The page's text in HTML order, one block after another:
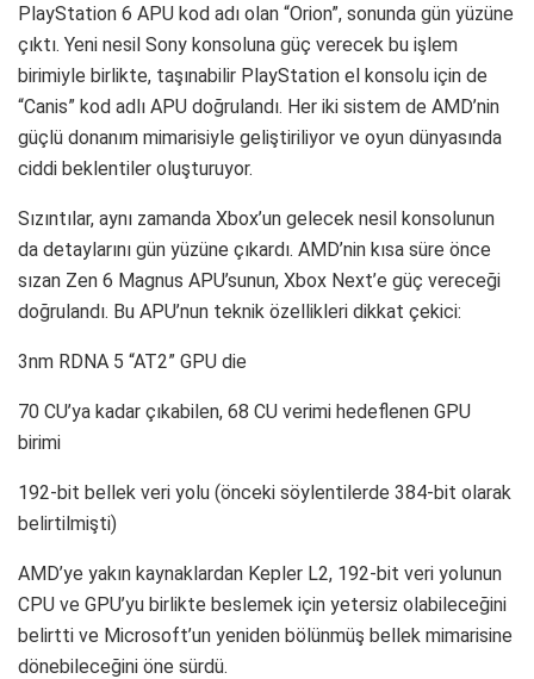
PlayStation 6 APU kod adı olan “Orion”, sonunda gün yüzüne
çıktı. Yeni nesil Sony konsoluna güç verecek bu işlem
birimiyle birlikte, taşınabilir PlayStation el konsolu için de
“Canis” kod adlı APU doğrulandı. Her iki sistem de AMD’nin
güçlü donanım mimarisiyle geliştiriliyor ve oyun dünyasında
ciddi beklentiler oluşturuyor.
Sızıntılar, aynı zamanda Xbox’un gelecek nesil konsolunun
da detaylarını gün yüzüne çıkardı. AMD’nin kısa süre önce
sızan Zen 6 Magnus APU’sunun, Xbox Next’e güç vereceği
doğrulandı. Bu APU’nun teknik özellikleri dikkat çekici:
3nm RDNA 5 “AT2” GPU die
70 CU’ya kadar çıkabilen, 68 CU verimi hedeflenen GPU
birimi
192-bit bellek veri yolu (önceki söylentilerde 384-bit olarak
belirtilmişti)
AMD’ye yakın kaynaklardan Kepler L2, 192-bit veri yolunun
CPU ve GPU’yu birlikte beslemek için yetersiz olabileceğini
belirtti ve Microsoft’un yeniden bölünmüş bellek mimarisine
dönebileceğini öne sürdü.